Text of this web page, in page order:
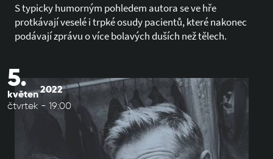
S typicky humorným pohledem autora se ve hře
protkávají veselé i trpké osudy pacientů, které nakonec
podávají zprávu o více bolavých duších než tělech.
5.
květen2022
čtvrtek - 19:00